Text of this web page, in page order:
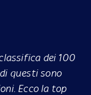
dei 100
questi sono
Ecco la top